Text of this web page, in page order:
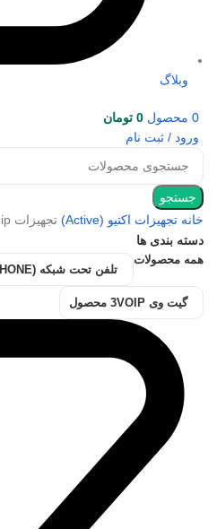
وبلاگ
0 محصول 0 تومان
ورود / ثبت نام
جستجو
خانه تجهیزات اکتیو (Active)
تجهیزات Voip
دسته بندی ها
همه محصولات
تلفن تحت شبکه (IP PHONE)
گیت وی VOIP 3 محصول